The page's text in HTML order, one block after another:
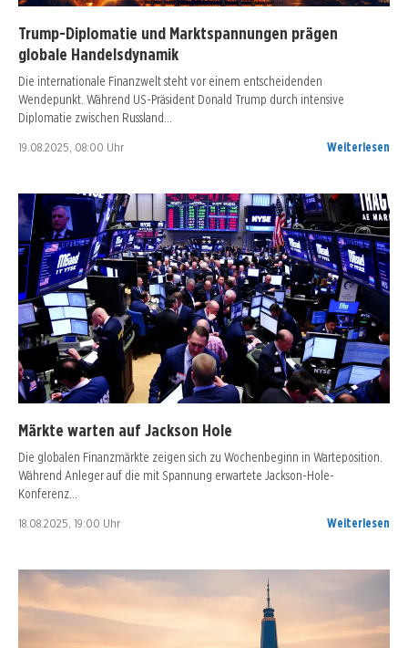
Trump-Diplomatie und Marktspannungen prägen
globale Handelsdynamik
Die internationale Finanzwelt steht vor einem entscheidenden
Wendepunkt. Während US-Präsident Donald Trump durch intensive
Diplomatie zwischen Russland…
19.08.2025, 08:00 Uhr Weiterlesen
Märkte warten auf Jackson Hole
Die globalen Finanzmärkte zeigen sich zu Wochenbeginn in Warteposition.
Während Anleger auf die mit Spannung erwartete Jackson-Hole-
Konferenz…
18.08.2025, 19:00 Uhr Weiterlesen